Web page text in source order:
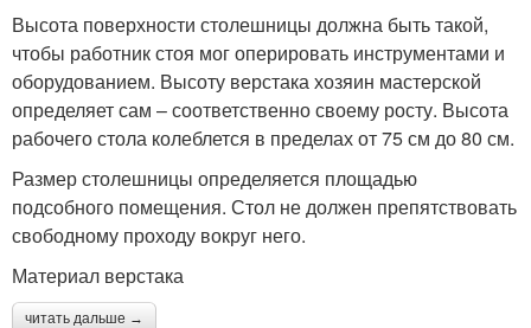
Высота поверхности столешницы должна быть такой,
чтобы работник стоя мог оперировать инструментами и
оборудованием. Высоту верстака хозяин мастерской
определяет сам – соответственно своему росту. Высота
рабочего стола колеблется в пределах от 75 см до 80 см.
Размер столешницы определяется площадью
подсобного помещения. Стол не должен препятствовать
свободному проходу вокруг него.
Материал верстака
читать дальше →